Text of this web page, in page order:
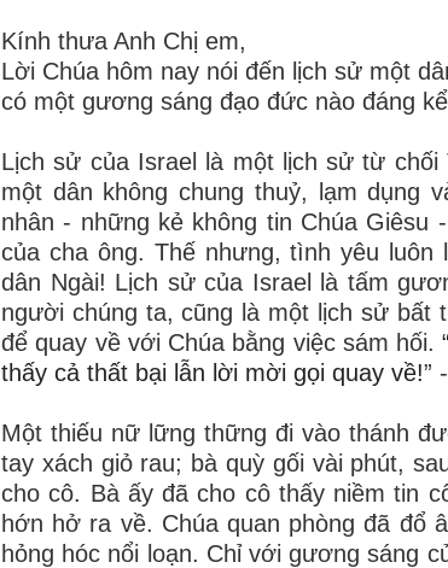
Kính thưa Anh Chị em,
Lời Chúa hôm nay nói đến lịch sử một
có một gương sáng đạo đức nào đáng
Lịch sử của Israel là một lịch sử từ
một dân không chung thuỷ, lạm dụng
nhân - những kẻ không tin Chúa
của cha ông. Thế nhưng, tình yêu
dân Ngài! Lịch sử của Israel là tấm
người chúng ta, cũng là một lịch sử bất
để quay về với Chúa bằng việc sám hối.
thấy cả thất bại lẫn lời mời gọi quay về!”
Một thiếu nữ lững thững đi vào thánh
tay xách giỏ rau; bà quỳ gối vài phút,
cho cô. Bà ấy đã cho cô thấy niềm tin
hớn hở ra về. Chúa quan phòng đã đổ
hỏng hóc nổi loạn. Chỉ với gương sáng